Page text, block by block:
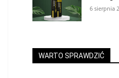
6 sierpnia
WARTO SPRAWDZIĆ